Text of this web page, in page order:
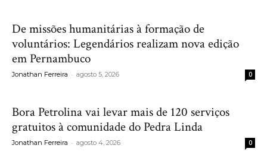
De missões humanitárias à formação de
voluntários: Legendários realizam nova edição
em Pernambuco
Jonathan Ferreira - agosto 5, 2026 0
Bora Petrolina vai levar mais de 120 serviços
gratuitos à comunidade do Pedra Linda
Jonathan Ferreira - agosto 4, 2026 0